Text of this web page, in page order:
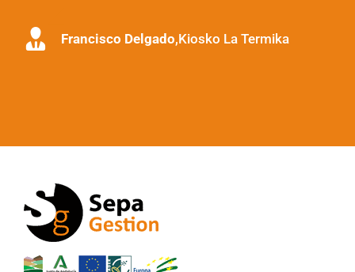
Francisco Delgado,Kiosko La Termika